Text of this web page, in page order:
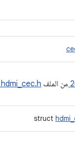
من الملف hdmi_cec.h
struct